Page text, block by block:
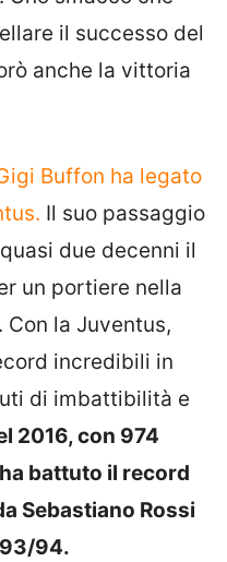
il successo del
anche la vittoria
Buffon ha legato
Il suo passaggio
due decenni il
un portiere nella
la Juventus,
incredibili in
di imbattibilità e
2016, con 974
battuto il record
Sebastiano Rossi
94.